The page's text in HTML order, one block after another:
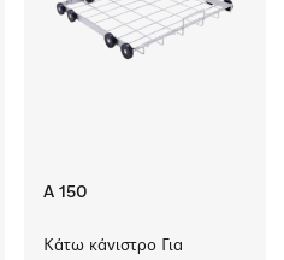
A 150
Κάτω κάνιστρο Για